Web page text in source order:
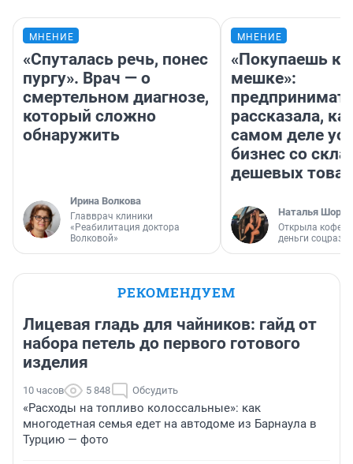
МНЕНИЕ
«Спуталась речь, понес
пургу». Врач — о
смертельном диагнозе,
который сложно
обнаружить
Ирина Волкова
Главврач клиники
«Реабилитация доктора
Волковой»
МНЕНИЕ
«Покупаешь
мешке»:
рассказала,
самом деле
бизнес со
дешевых
Наталья
Открыла
деньги
РЕКОМЕНДУЕМ
Лицевая гладь для чайников: гайд от
набора петель до первого готового
изделия
10 часов 5 848 Обсудить
«Расходы на топливо колоссальные»: как
многодетная семья едет на автодоме из Барнаула в
Турцию — фото